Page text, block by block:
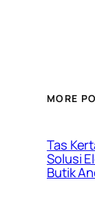
MORE
Tas
Solusi
Butik